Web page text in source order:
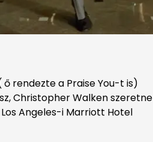
rendezte a Praise You-t is)
Christopher Walken szeretne
Angeles-i Marriott Hotel